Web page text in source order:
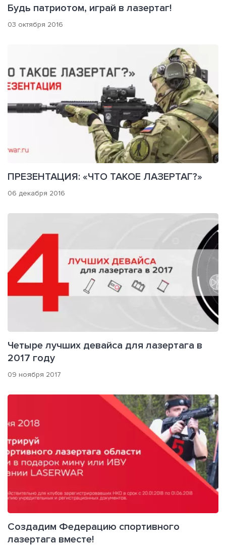
Будь патриотом, играй в лазертаг!
03 октября 2016
ПРЕЗЕНТАЦИЯ: «ЧТО ТАКОЕ ЛАЗЕРТАГ?»
06 декабря 2016
Четыре лучших девайса для лазертага в
2017 году
09 ноября 2017
Создадим Федерацию спортивного
лазертага вместе!